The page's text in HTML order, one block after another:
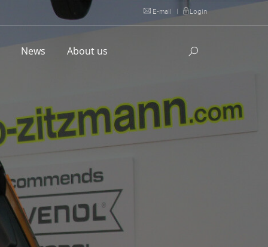
E-mail | Login
News About us